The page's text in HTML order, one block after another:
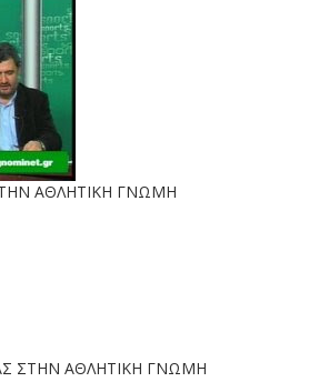
ΑΘΛΗΤΙΚΗ ΓΝΩΜΗ
ΣΤΗΝ ΑΘΛΗΤΙΚΗ ΓΝΩΜΗ